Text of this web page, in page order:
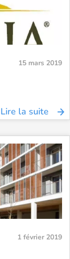
15 mars 2019
Lire la suite
1 février 2019